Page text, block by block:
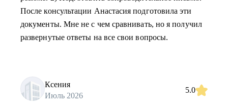
После консультации Анастасия подготовила эти
документы. Мне не с чем сравнивать, но я получил
развернутые ответы на все свои вопросы.
Ксения
Июль 2026
5.0